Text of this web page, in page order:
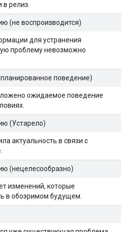
релиз.
(не воспроизводится)
для устранения
проблему невозможно
поведение)
ожидаемое поведение
(Устарело)
актуальность в связи с
(нецелесообразно)
изменений, которые
в обозримом будущем.